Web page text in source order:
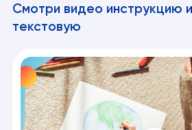
Смотри видео инструкцию
текстовую